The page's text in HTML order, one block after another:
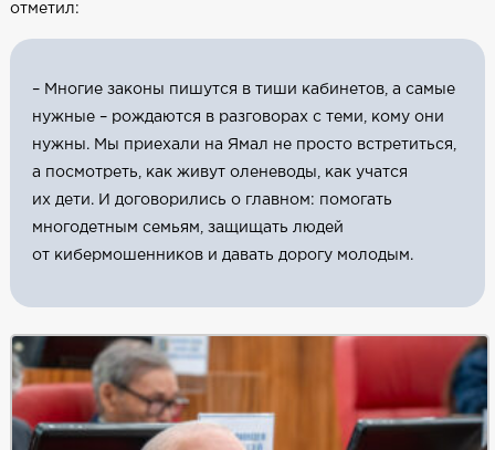
отметил:
– Многие законы пишутся в тиши кабинетов, а самые
нужные – рождаются в разговорах с теми, кому они
нужны. Мы приехали на Ямал не просто встретиться,
а посмотреть, как живут оленеводы, как учатся
их дети. И договорились о главном: помогать
многодетным семьям, защищать людей
от кибермошенников и давать дорогу молодым.